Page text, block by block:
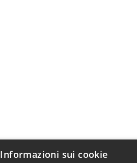
Informazioni sui cookie